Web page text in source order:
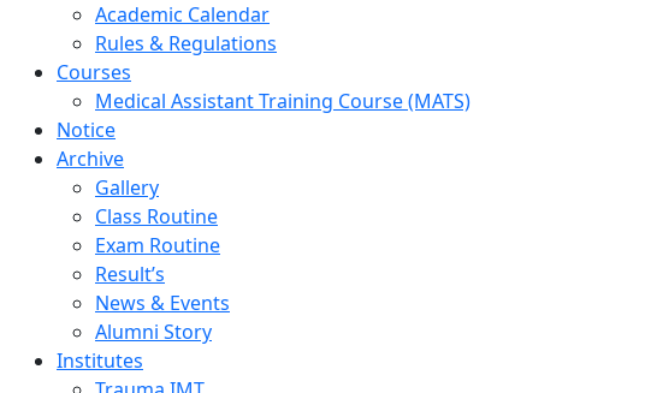
Academic Calendar
Rules & Regulations
Courses
Medical Assistant Training Course (MATS)
Notice
Archive
Gallery
Class Routine
Exam Routine
Result’s
News & Events
Alumni Story
Institutes